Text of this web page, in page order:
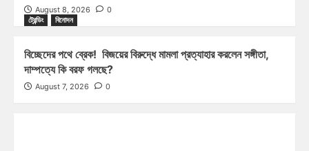
August 8, 2026
0
ট্রেন্ডিং
বিনোদন
বিচ্ছেদের পথে ব্রেক! বিজয়ের বিরুদ্ধে মামলা প্রত্যাহার করলেন সঙ্গীতা,
দাম্পত্যে কি বরফ গলছে?
August 7, 2026 0